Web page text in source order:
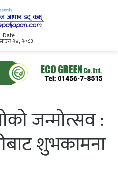
Date
२४, २०८३
जन्मोत्सव :
शुभकामना